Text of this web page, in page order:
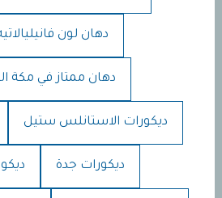
دهان لون
دهان ممتاز في مكة
ديكورات الاستانلس ستيل
ديكورات جدة